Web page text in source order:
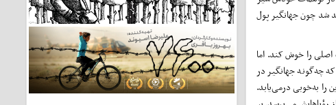
شد چون جهانگیر پول
را خوش کند. اما
چه‌گونه جهانگیر در
را به‌خوبی درمی‌یابد.